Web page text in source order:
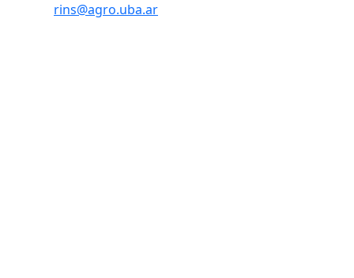
rins@agro.uba.ar